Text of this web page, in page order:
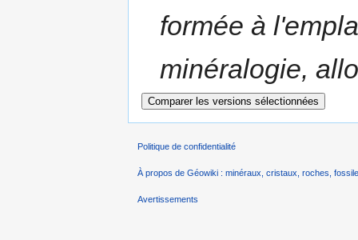
formée à
minéralogie,
Politique de confidentialité
À propos de Géowiki : minéraux, cristaux, roches,
Avertissements